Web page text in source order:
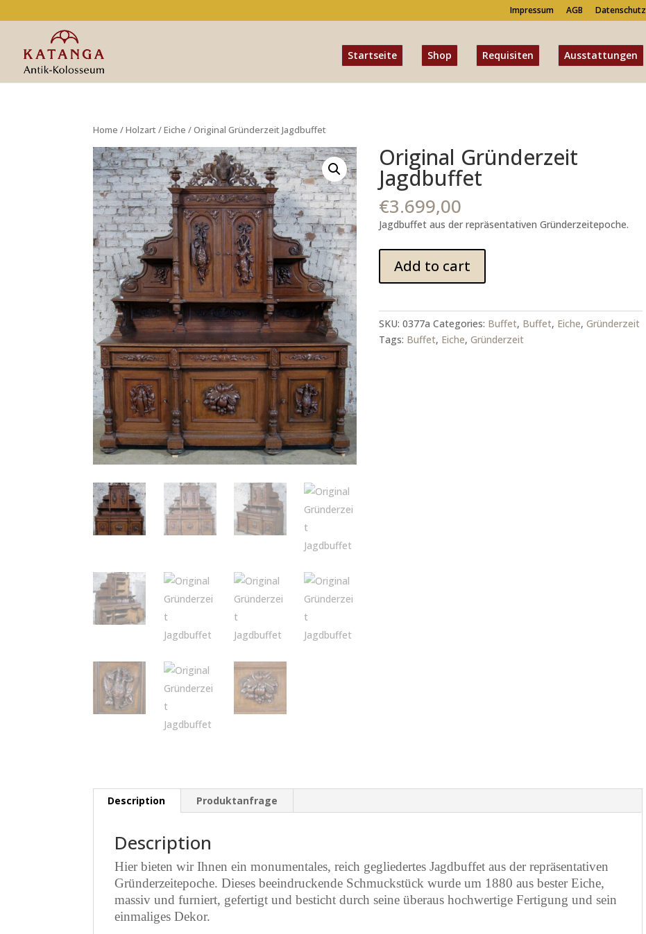
Impressum AGB Datenschutz
Startseite Shop Requisiten Ausstattungen
Home /Holzart/Eiche / Original Gründerzeit Jagdbuffet
Original Gründerzeit
Jagdbuffet
€3.699,00
Jagdbuffet aus der repräsentativen Gründerzeitepoche.
Gründerzeit
Jagdbuffet
Add to cart
SKU:0377a Categories: Buffet, Buffet, Eiche,Gründerzeit
Tags: Buffet, Eiche,Gründerzeit
Description Produktanfrage
Description
Hier bieten wir Ihnen ein monumentales, reich gegliedertes Jagdbuffet aus der repräsentativen
Gründerzeitepoche. Dieses beeindruckende Schmuckstück wurde um 1880 aus bester Eiche,
massiv und furniert, gefertigt und besticht durch seine überaus hochwertige Fertigung und sein
einmaliges Dekor.